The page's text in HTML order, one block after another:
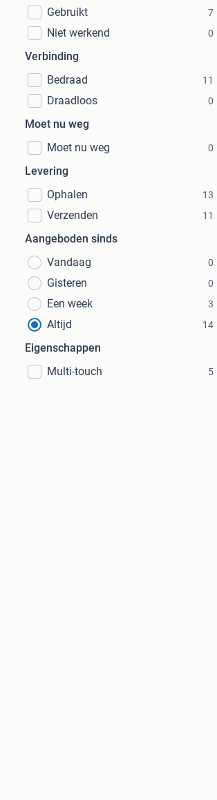
Gebruikt 7
Niet werkend 0
Verbinding
Bedraad
11
Draadloos 0
Moet nu weg
Moet nu weg
0
Levering
Ophalen
13
Verzenden 11
Aangeboden sinds
Vandaag
0
Gisteren 0
Een week 3
Altijd 14
Eigenschappen
Multi-touch
5